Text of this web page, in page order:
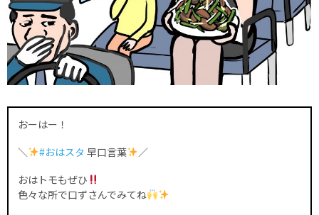
おーはー！
＼
#おはスタ 早口言葉
／
おはトモもぜひ
色々な所で口ずさんでみてね